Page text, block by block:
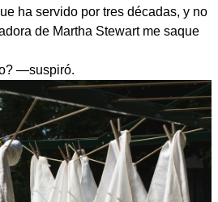
ha servido por tres décadas, y no
de Martha Stewart me saque
—suspiró.